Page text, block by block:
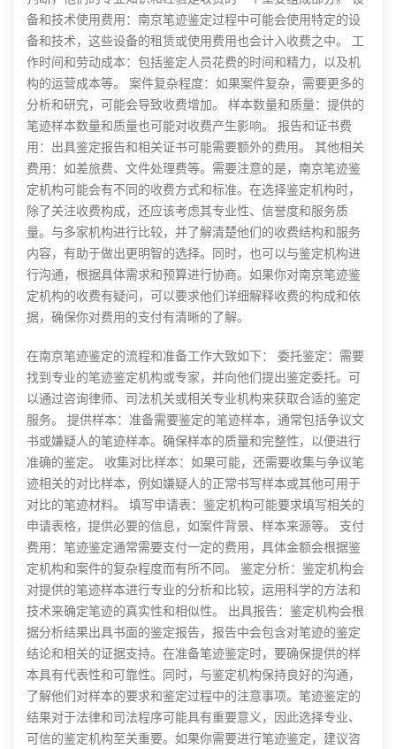
备和技术使用费用：南京笔迹鉴定过程中可能会使用特定的设
备和技术，这些设备的租赁或使用费用也会计入收费之中。 工
作时间和劳动成本：包括鉴定人员花费的时间和精力，以及机
构的运营成本等。 案件复杂程度：如果案件复杂，需要更多的
分析和研究，可能会导致收费增加。 样本数量和质量：提供的
笔迹样本数量和质量也可能对收费产生影响。 报告和证书费
用：出具鉴定报告和相关证书可能需要额外的费用。 其他相关
费用：如差旅费、文件处理费等。需要注意的是，南京笔迹鉴
定机构可能会有不同的收费方式和标准。在选择鉴定机构时，
除了关注收费构成，还应该考虑其专业性、信誉度和服务质
量。与多家机构进行比较，并了解清楚他们的收费结构和服务
内容，有助于做出更明智的选择。同时，也可以与鉴定机构进
行沟通，根据具体需求和预算进行协商。如果你对南京笔迹鉴
定机构的收费有疑问，可以要求他们详细解释收费的构成和依
据，确保你对费用的支付有清晰的了解。
在南京笔迹鉴定的流程和准备工作大致如下： 委托鉴定：需要
找到专业的笔迹鉴定机构或专家，并向他们提出鉴定委托。可
以通过咨询律师、司法机关或相关专业机构来获取合适的鉴定
服务。 提供样本：准备需要鉴定的笔迹样本，通常包括争议文
书或嫌疑人的笔迹样本。确保样本的质量和完整性，以便进行
准确的鉴定。 收集对比样本：如果可能，还需要收集与争议笔
迹相关的对比样本，例如嫌疑人的正常书写样本或其他可用于
对比的笔迹材料。 填写申请表：鉴定机构可能要求填写相关的
申请表格，提供必要的信息，如案件背景、样本来源等。 支付
费用：笔迹鉴定通常需要支付一定的费用，具体金额会根据鉴
定机构和案件的复杂程度而有所不同。 鉴定分析：鉴定机构会
对提供的笔迹样本进行专业的分析和比较，运用科学的方法和
技术来确定笔迹的真实性和相似性。 出具报告：鉴定机构会根
据分析结果出具书面的鉴定报告，报告中会包含对笔迹的鉴定
结论和相关的证据支持。在准备笔迹鉴定时，要确保提供的样
本具有代表性和可靠性。同时，与鉴定机构保持良好的沟通，
了解他们对样本的要求和鉴定过程中的注意事项。笔迹鉴定的
结果对于法律和司法程序可能具有重要意义，因此选择专业、
可信的鉴定机构至关重要。如果你需要进行笔迹鉴定，建议咨